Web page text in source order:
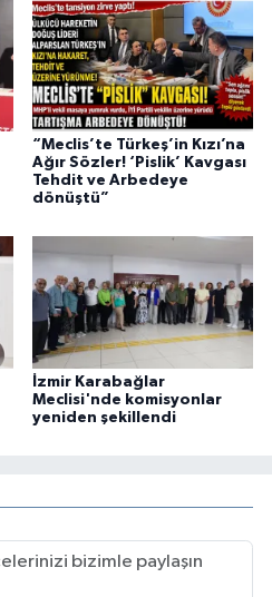
“Meclis’te Türkeş’in Kızı’na
Ağır Sözler! ‘Pislik’ Kavgası
Tehdit ve Arbedeye
dönüştü”
İzmir Karabağlar
Meclisi'nde komisyonlar
yeniden şekillendi